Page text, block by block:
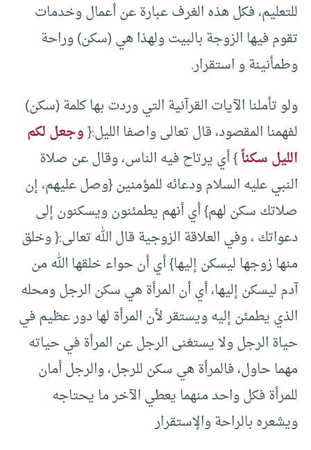
للتعليم، فكل هذه الغرف عبارة عن أعمال وخدمات
تقوم فيها الزوجة بالبيت ولهذا هي (سكن) وراحة
وطمأنينة و استقرار.
ولو تأملنا الآيات القرآنية التي وردت بها كلمة (سكن)
لفهمنا المقصود، قال تعالى واصفا الليل:{وجعل لكم
الليل سكناً} أي يرتاح فيه الناس، وقال عن صلاة
النبي عليه السلام ودعائه للمؤمنين {وصل عليهم، إن
صلاتك سكن لهم} أي أنهم يطمئنون ويسكنون إلى
دعواتك ، وفي العلاقة الزوجية قال الله تعالى:{ وخلق
منها زوجها ليسكن إليها} أي أن حواء خلقها الله من
آدم ليسكن إليها، أي أن المرأة هي سكن الرجل ومحله
الذي يطمئن إليه ويستقر لأن المرأة لها دور عظيم في
حياة الرجل ولا يستغنى الرجل عن المرأة في حياته
مهما حاول، فالمرأة هي سكن للرجل، والرجل أمان
للمرأة فكل واحد منهما يعطي الآخر ما يحتاجه
ويشعره بالراحة والإستقرار